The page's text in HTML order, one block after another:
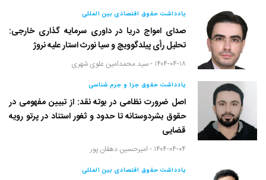
یادداشت حقوق اقتصادی بین المللی
صدای امواج دریا در داوری سرمایه گذاری خارجی:
تحلیل رأی پیلدگوویچ و سیا نورث استار علیه نروژ
۱۴۰۴-۰۴-۱۸ - سید محمدامین علوی شهری
یادداشت حقوق جزا و جرم شناسی
اصل ضرورت نظامی در بوته نقد: از تبیین مفهومی در
حقوق بشردوستانه تا حدود و ثغور استناد در پرتو رویه
قضایی
۱۴۰۴-۰۴-۰۴ - امیرحسین دهقان پور
یادداشت حقوق اقتصادی بین المللی